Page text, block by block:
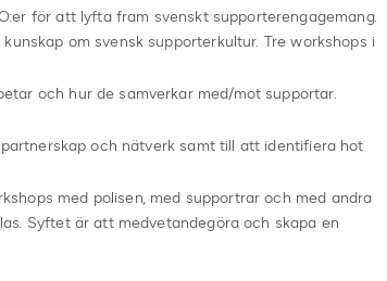
för att lyfta fram svenskt supporterengagemang.
om svensk supporterkultur. Tre workshops i
och hur de samverkar med/mot supportar.
och nätverk samt till att identifiera hot
med polisen, med supportrar och med andra
Syftet är att medvetandegöra och skapa en